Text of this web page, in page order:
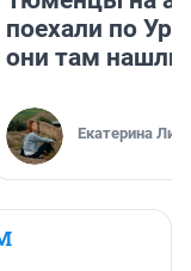
поехали по
они там нашли
Екатерина